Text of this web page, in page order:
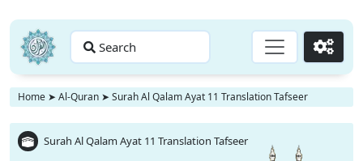
Search Go
Home ➤ Al-Quran ➤ Surah Al Qalam Ayat 11 Translation Tafseer
Surah Al Qalam Ayat 11 Translation Tafseer